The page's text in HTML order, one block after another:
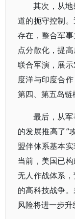
其次，从
道的扼守控制
存在，整合军
点分散化，提
联合军演，展
度洋与印度合
第四、第五岛链
最后，从
的发展推高了“
盟伴体系基本
当前，美国已
无人作战体系
的高科技战争
风险将进一步升